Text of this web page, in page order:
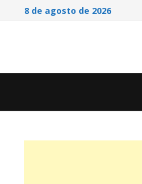
Saltar8 de agosto de 2026